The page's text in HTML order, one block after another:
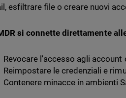
esfiltrare file o creare nuovi
si connette direttamente
Revocare l'accesso agli
Reimpostare le credenziali e
Contenere minacce in ambienti